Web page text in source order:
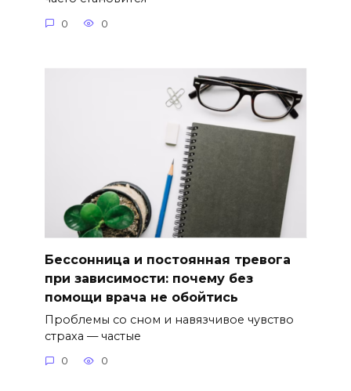
0 0
Бессонница и постоянная тревога
при зависимости: почему без
помощи врача не обойтись
Проблемы со сном и навязчивое чувство
страха — частые
0 0